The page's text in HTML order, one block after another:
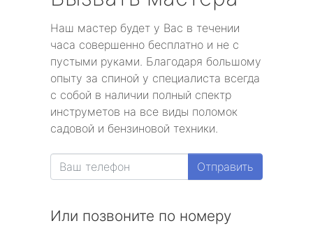
Наш мастер будет у Вас в течении
часа совершенно бесплатно и не с
пустыми руками. Благодаря большому
опыту за спиной у специалиста всегда
с собой в наличии полный спектр
инструметов на все виды поломок
садовой и бензиновой техники.
Отправить
Или позвоните по номеру